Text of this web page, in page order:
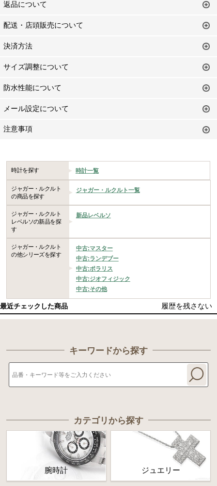
返品について
配送・店頭販売について
決済方法
サイズ調整について
防水性能について
メール設定について
注意事項
時計を探す 時計一覧
ジャガー・ルクルト
の商品を探す
ジャガー・ルクルト一覧
ジャガー・ルクルト
レベルソの新品を探
す
新品レベルソ
ジャガー・ルクルト
の他シリーズを探す
中古:マスター
中古:ランデブー
中古:ポラリス
中古:ジオフィジック
中古:その他
最近チェックした商品 履歴を残さない
キーワードから探す
カテゴリから探す
腕時計 ジュエリー